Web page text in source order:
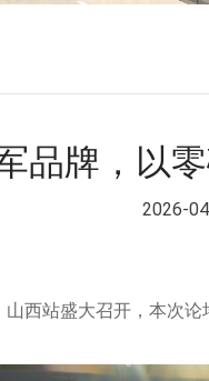
品牌，以
2026-
西站盛大召开，本次